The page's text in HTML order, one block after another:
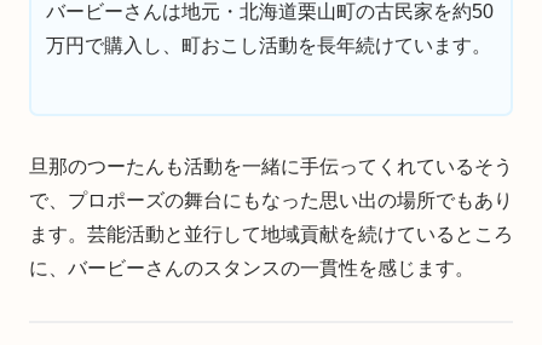
バービーさんは地元・北海道栗山町の古民家を約50
万円で購入し、町おこし活動を長年続けています。
旦那のつーたんも活動を一緒に手伝ってくれているそう
で、プロポーズの舞台にもなった思い出の場所でもあり
ます。芸能活動と並行して地域貢献を続けているところ
に、バービーさんのスタンスの一貫性を感じます。